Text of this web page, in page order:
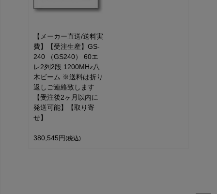
【メーカー直送/送料実
費】【受注生産】GS-
240 （GS240） 60エ
レ2列2段 1200MHz八
木ビーム ※送料は折り
返しご連絡致します
【受注後2ヶ月以内に
発送可能】【取り寄
せ】
380,545円 (税込)